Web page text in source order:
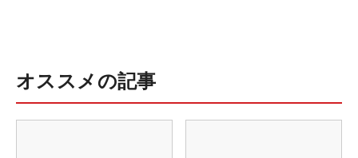
オススメの記事